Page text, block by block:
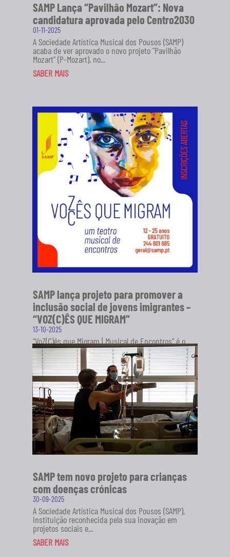
SAMP Lança “Pavilhão Mozart”: Nova
candidatura aprovada pelo Centro2030
01-11-2025
A Sociedade Artística Musical dos Pousos (SAMP)
acaba de ver aprovado o novo projeto "Pavilhão
Mozart" (P-Mozart), no...
SABER MAIS
SAMP lança projeto para promover a
inclusão social de jovens imigrantes –
“VOZ(C)ÊS QUE MIGRAM”
13-10-2025
"VoZ(C)ês que Migram | Musical de Encontros" é o
novo projeto da Sociedade Artística Musical dos
Pousos (SAMP), em...
SABER MAIS
SAMP tem novo projeto para crianças
com doenças crónicas
30-09-2025
A Sociedade Artística Musical dos Pousos (SAMP),
instituição reconhecida pela sua inovação em
projetos sociais e...
SABER MAIS